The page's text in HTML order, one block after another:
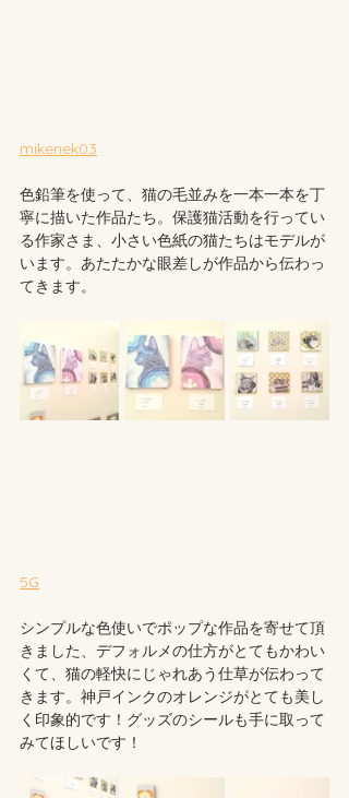
mikenek03
色鉛筆を使って、猫の毛並みを一本一本を丁
寧に描いた作品たち。保護猫活動を行ってい
る作家さま、小さい色紙の猫たちはモデルが
います。あたたかな眼差しが作品から伝わっ
てきます。
5G
シンプルな色使いでポップな作品を寄せて頂
きました、デフォルメの仕方がとてもかわい
くて、猫の軽快にじゃれあう仕草が伝わって
きます。神戸インクのオレンジがとても美し
く印象的です！グッズのシールも手に取って
みてほしいです！